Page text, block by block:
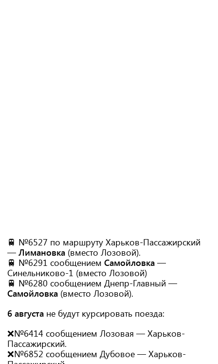
🚆 №6527 по маршруту Харьков-Пассажирский
— Лимановка (вместо Лозовой).
🚆 №6291 сообщением Самойловка —
Синельниково-1 (вместо Лозовой)
🚆 №6280 сообщением Днепр-Главный —
Самойловка (вместо Лозовой).
6 августа не будут курсировать поезда:
❌№6414 сообщением Лозовая — Харьков-
Пассажирский.
❌№6852 сообщением Дубовое — Харьков-